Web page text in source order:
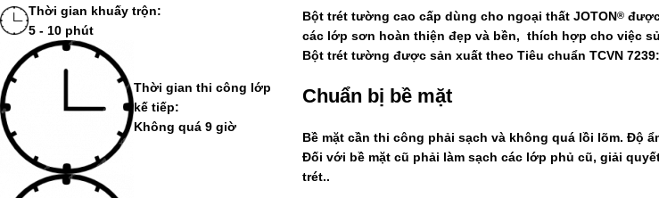
Thời gian khuấy trộn:
5 - 10 phút
Thời gian thi công lớp
kế tiếp:
Không quá 9 giờ
Bột trét tường cao cấp dùng cho ngoại thấtJOTON®
các lớp sơn hoàn thiện đẹp và bền, thích hợp cho việc
Bột trét tường được sản xuất theo Tiêu chuẩn TCVN
Chuẩn bị bề mặt
Bề mặt cần thi công phải sạch và không quá lồi lõm. Độ
Đối với bề mặt cũ phải làm sạch các lớp phủ cũ, giải
trét..